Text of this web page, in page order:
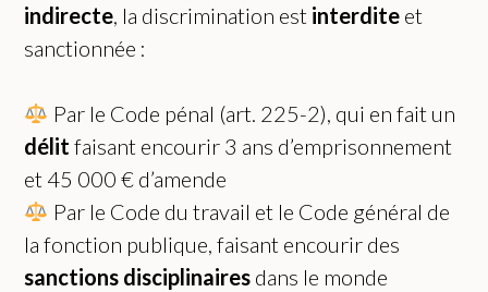
indirecte, la discrimination est interdite et
sanctionnée :
Par le Code pénal (art. 225-2), qui en fait un
délit faisant encourir 3 ans d’emprisonnement
et 45 000 € d’amende
Par le Code du travail et le Code général de
la fonction publique, faisant encourir des
sanctions disciplinaires dans le monde